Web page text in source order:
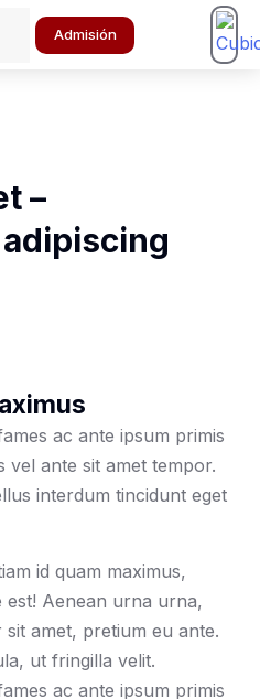
Admisión
–
ac ante ipsum primis
vel ante sit amet tempor.
interdum tincidunt eget
id quam maximus,
Aenean urna urna,
amet, pretium eu ante.
ut fringilla velit.
ac ante ipsum primis